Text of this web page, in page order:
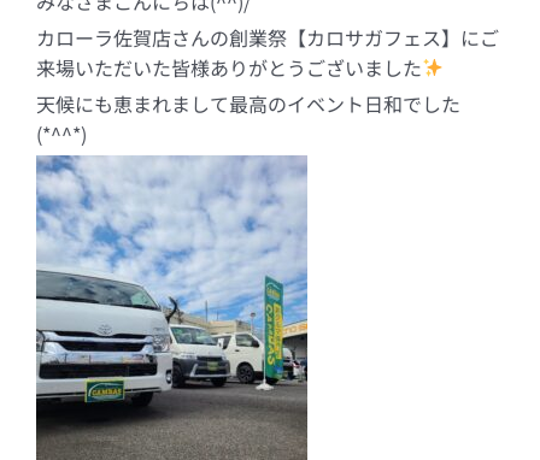
カローラ佐賀店さんの創業祭【カロサガフェス】にご
来場いただいた皆様ありがとうございました
天候にも恵まれまして最高のイベント日和でした
(*^^*)